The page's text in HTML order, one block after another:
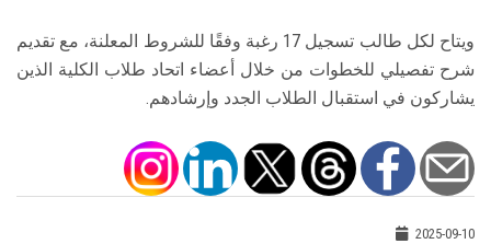
ويتاح لكل طالب تسجيل 17 رغبة وفقًا للشروط المعلنة، مع تقديم
شرح تفصيلي للخطوات من خلال أعضاء اتحاد طلاب الكلية الذين
يشاركون في استقبال الطلاب الجدد وإرشادهم.
2025-09-10